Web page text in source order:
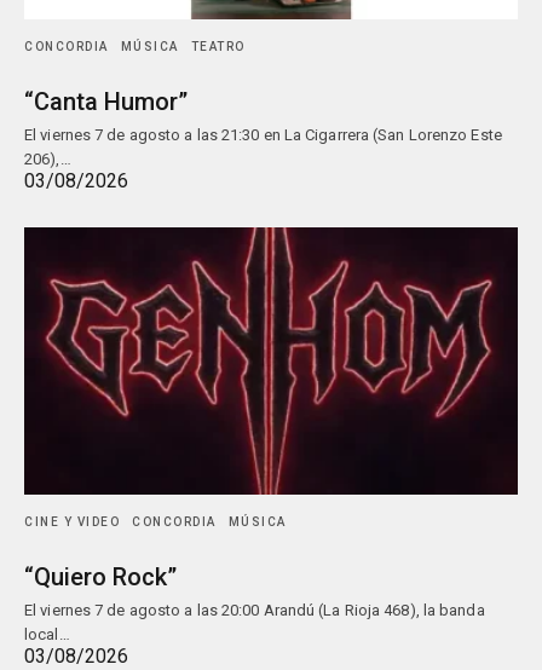
CONCORDIA MÚSICA TEATRO
“Canta Humor”
El viernes 7 de agosto a las 21:30 en La Cigarrera (San Lorenzo Este
206),…
03/08/2026
CINE Y VIDEO CONCORDIA MÚSICA
“Quiero Rock”
El viernes 7 de agosto a las 20:00 Arandú (La Rioja 468), la banda
local…
03/08/2026